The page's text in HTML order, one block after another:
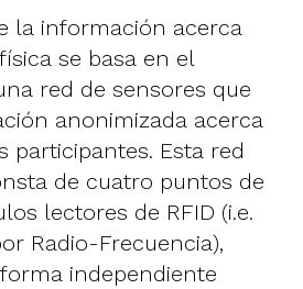
la información acerca
se basa en el
red de sensores que
anonimizada acerca
participantes. Esta red
de cuatro puntos de
lectores de RFID (i.e.
Radio-Frecuencia),
independiente